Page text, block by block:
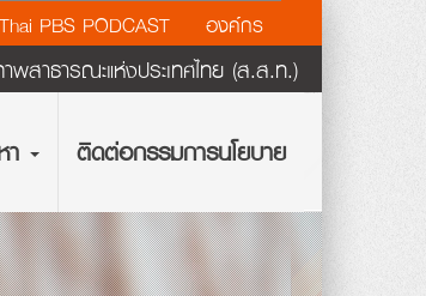
Thai PBS PODCAST องค์กร
พสาธารณะแห่งประเทศไทย (ส.ส.ท.)
า ติดต่อกรรมการนโยบาย